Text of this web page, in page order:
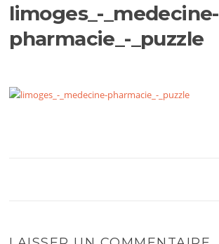
limoges_-_medecine-
pharmacie_-_puzzle